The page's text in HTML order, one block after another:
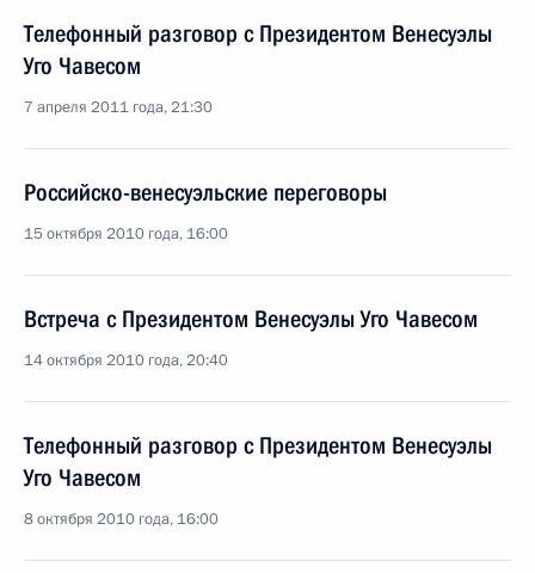
Телефонный разговор с Президентом Венесуэлы
Уго Чавесом
7 апреля 2011 года, 21:30
Российско-венесуэльские переговоры
15 октября 2010 года, 16:00
Встреча с Президентом Венесуэлы Уго Чавесом
14 октября 2010 года, 20:40
Телефонный разговор с Президентом Венесуэлы
Уго Чавесом
8 октября 2010 года, 16:00